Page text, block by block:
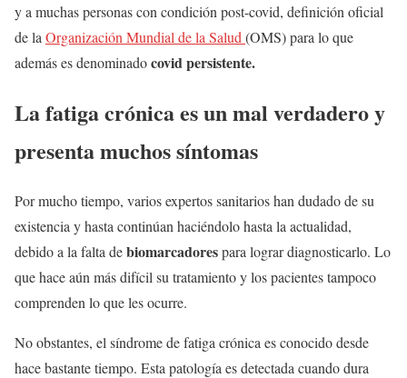
y a muchas personas con condición post-covid, definición oficial
de la Organización Mundial de la Salud (OMS) para lo que
además es denominadocovid persistente.
La fatiga crónica es un mal verdadero y
presenta muchos síntomas
Por mucho tiempo, varios expertos sanitarios han dudado de su
existencia y hasta continúan haciéndolo hasta la actualidad,
debido a la falta debiomarcadorespara lograr diagnosticarlo. Lo
que hace aún más difícil su tratamiento y los pacientes tampoco
comprenden lo que les ocurre.
No obstantes, el síndrome de fatiga crónica es conocido desde
hace bastante tiempo. Esta patología es detectada cuando dura